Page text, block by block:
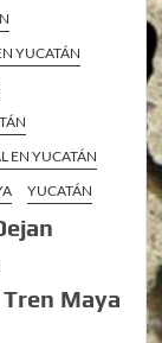
YUCATÁN
EN YUCATÁN
YUCATÁN
Maya